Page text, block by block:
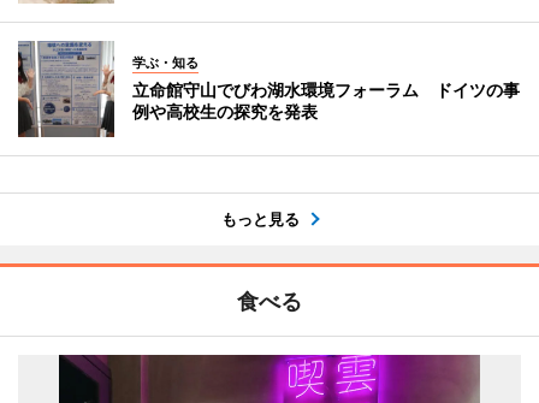
学ぶ・知る
立命館守山でびわ湖水環境フォーラム ドイツの事
例や高校生の探究を発表
もっと見る
食べる